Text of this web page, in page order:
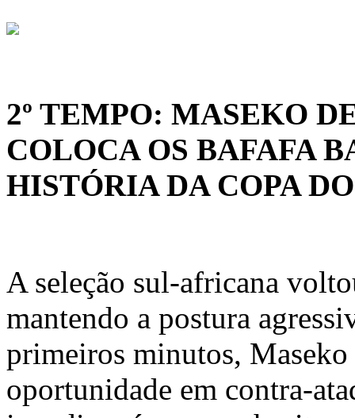
2º TEMPO: MASEKO
COLOCA OS BAFAFA
HISTÓRIA DA COPA
A seleção sul-africana
mantendo a postura
primeiros minutos, Maseko
oportunidade em contra-